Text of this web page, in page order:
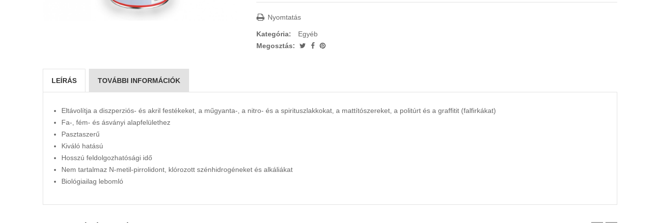
Nyomtatás
Kategória:
Egyéb
Megosztás:
LEÍRÁS TOVÁBBI INFORMÁCIÓK
Eltávolítja a diszperziós- és akril festékeket, a műgyanta-, a nitro- és a spirituszlakkokat, a mattítószereket, a politúrt és a graffitit (falfirkákat)
Fa-, fém- és ásványi alapfelülethez
Pasztaszerű
Kiváló hatású
Hosszú feldolgozhatósági idő
Nem tartalmaz N-metil-pirrolidont, klórozott szénhidrogéneket és alkáliákat
Biológiailag lebomló